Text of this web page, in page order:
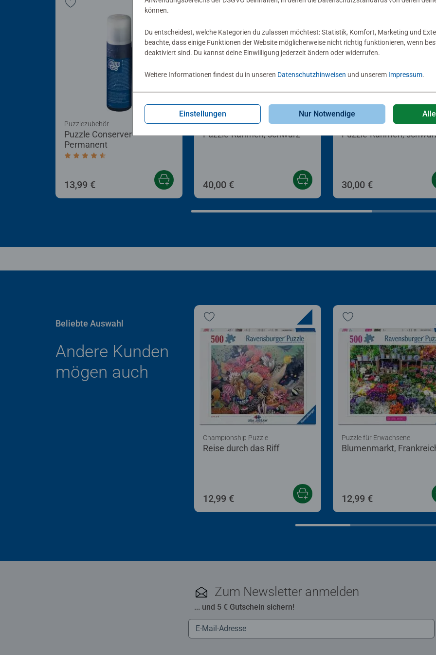
Puzzle Conserver
Permanent
Durchschnittliche Bewertung 4,4 von 5 Sternen.
Puzzlezubehör
13,99 €
Puzzle-Rahmen, schwarz
Puzzlezubehör
40,00 €
Puzzle-Rahmen,
Puzzlezubehör
30,00 €
Beliebte Auswahl
Andere Kunden
mögen auch
Reise durch das Riff
Championship Puzzle
12,99 €
Blumenmarkt,
Puzzle für Erwachsene
12,99 €
Zum Newsletter anmelden
... und 5 € Gutschein sichern!
können.
Du entscheidest, welche Kategorien du zulassen möchtest: Statistik, Komfort, Marketing und
beachte, dass einige Funktionen der Website möglicherweise nicht richtig funktionieren, wenn
deaktiviert sind. Du kannst deine Einwilligung jederzeit ändern oder widerrufen.
Weitere Informationen findest du in unseren Datenschutzhinweisen und unserem Impressum.
Einstellungen Nur Notwendige